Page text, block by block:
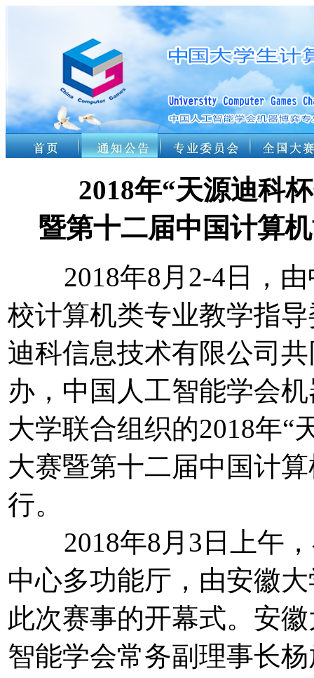
2018年“天源迪科
暨第十二届中国计算
2018年8月2-4日，由
校计算机类专业教学指
迪科信息技术有限公司
办，中国人工智能学会
大学联合组织的2018年“
大赛暨第十二届中国计
行。
2018年8月3日上午，
中心多功能厅，由安徽
此次赛事的开幕式。安
智能学会常务副理事长